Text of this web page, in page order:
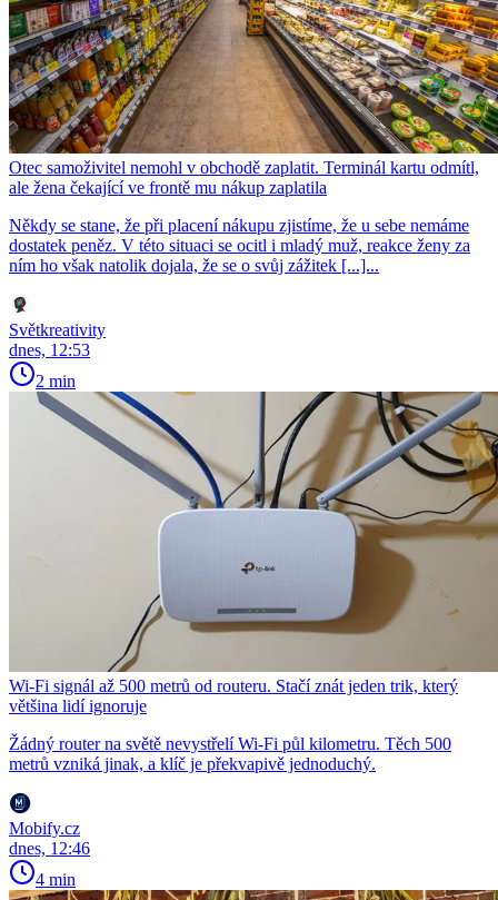
Otec samoživitel nemohl v obchodě zaplatit. Terminál kartu odmítl,
ale žena čekající ve frontě mu nákup zaplatila
Někdy se stane, že při placení nákupu zjistíme, že u sebe nemáme
dostatek peněz. V této situaci se ocitl i mladý muž, reakce ženy za
ním ho však natolik dojala, že se o svůj zážitek [...]...
Světkreativity
dnes, 12:53
2 min
Wi-Fi signál až 500 metrů od routeru. Stačí znát jeden trik, který
většina lidí ignoruje
Žádný router na světě nevystřelí Wi-Fi půl kilometru. Těch 500
metrů vzniká jinak, a klíč je překvapivě jednoduchý.
Mobify.cz
dnes, 12:46
4 min